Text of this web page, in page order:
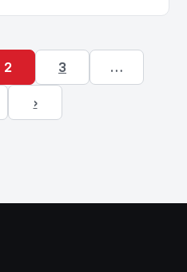
2 3 …
›